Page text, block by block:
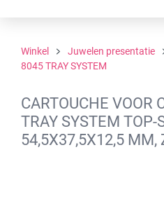
Winkel Juwelen presentatie
8045 TRAY SYSTEM
CARTOUCHE VOOR
TRAY SYSTEM TOP-
54,5X37,5X12,5 MM,